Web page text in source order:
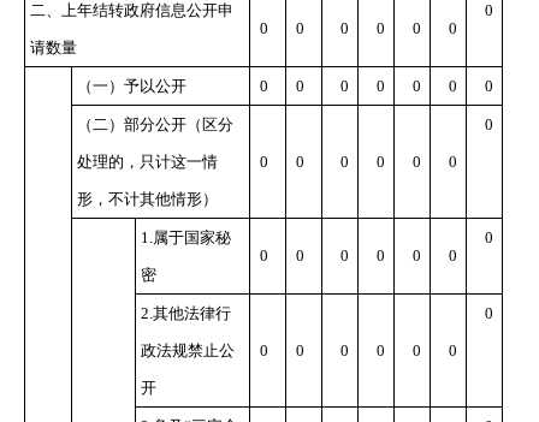
二、上年结转政府信息公开申
请数量
0 0 0 0 0 0
0
（一）予以公开 0 0 0 0 0 0 0
（二）部分公开（区分
处理的，只计这一情
形，不计其他情形）
0 0 0 0 0 0
0
1.属于国家秘
密
0 0 0 0 0 0
0
2.其他法律行
政法规禁止公
开
0 0 0 0 0 0
0